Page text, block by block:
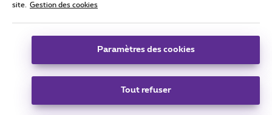
Conditions générales, info consommateur
Coordonnées de l’entreprise
Boulevard du Roi Albert II 27 - B-1030 Bruxelles.
site.
Gestion des cookies
Paramètres des cookies
Tout refuser